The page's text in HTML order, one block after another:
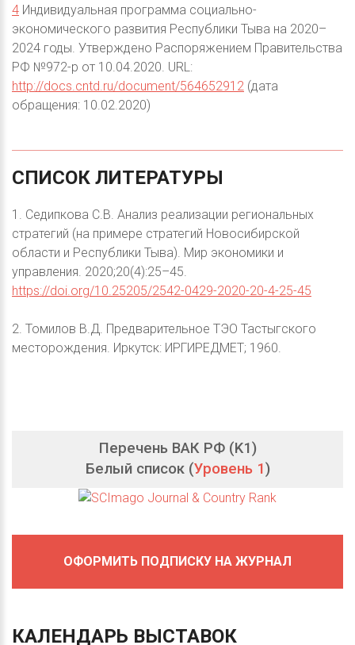
4 Индивидуальная программа социально-
экономического развития Республики Тыва на 2020–
2024 годы. Утверждено Распоряжением Правительства
РФ №972-р от 10.04.2020. URL:
http://docs.cntd.ru/document/564652912 (дата
обращения: 10.02.2020)
СПИСОК ЛИТЕРАТУРЫ
1. Седипкова С.В. Анализ реализации региональных
стратегий (на примере стратегий Новосибирской
области и Республики Тыва). Мир экономики и
управления. 2020;20(4):25–45.
https://doi.org/10.25205/2542-0429-2020-20-4-25-45
2. Томилов В.Д. Предварительное ТЭО Тастыгского
месторождения. Иркутск: ИРГИРЕДМЕТ; 1960.
Перечень ВАК РФ (K1)
Белый список (Уровень 1)
ОФОРМИТЬ ПОДПИСКУ НА ЖУРНАЛ
КАЛЕНДАРЬ ВЫСТАВОК